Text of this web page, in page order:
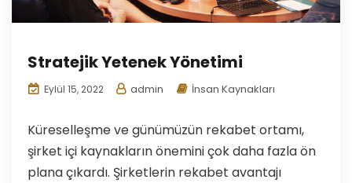
Stratejik Yetenek Yönetimi
Eylül 15, 2022 admin İnsan Kaynakları
Küreselleşme ve günümüzün rekabet ortamı,
şirket içi kaynakların önemini çok daha fazla ön
plana çıkardı. Şirketlerin rekabet avantajı